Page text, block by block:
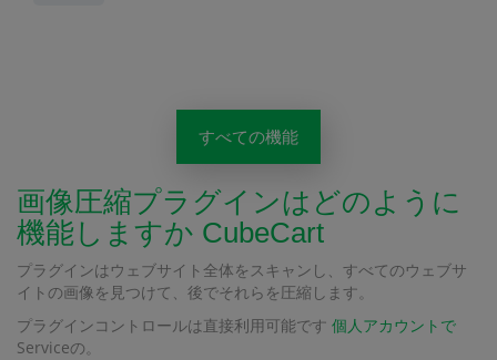
すべての機能
画像圧縮プラグインはどのように
機能しますか CubeCart
プラグインはウェブサイト全体をスキャンし、すべてのウェブサ
イトの画像を見つけて、後でそれらを圧縮します。
プラグインコントロールは直接利用可能です 個人アカウントで
Serviceの。